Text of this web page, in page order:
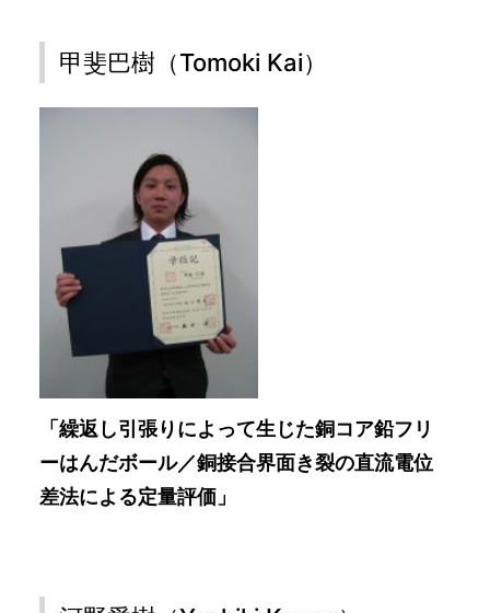
甲斐巴樹（Tomoki Kai）
「繰返し引張りによって生じた銅コア鉛フリ
ーはんだボール／銅接合界面き裂の直流電位
差法による定量評価」